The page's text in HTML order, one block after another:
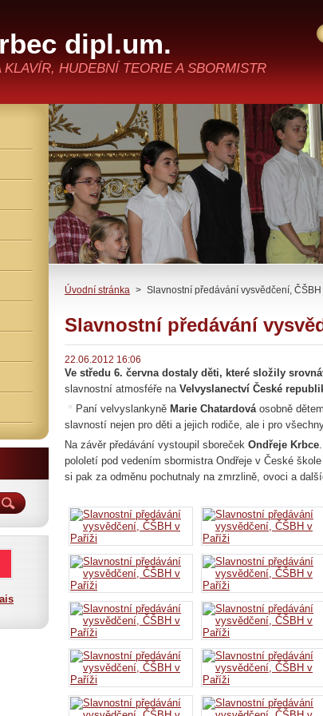
dipl.um.
KLAVÍR, HUDEBNÍ TEORIE A SBORMISTR
Úvodní stránka > Slavnostní předávání vysvědčení, ČŠBH
Slavnostní předávání
22.06.2012 16:06
Ve středu 6. června dostaly děti, které složily
slavnostní atmosféře na Velvyslanectví České
Paní velvyslankyně Marie Chatardováosobně
slavností nejen pro děti a jejich rodiče, ale i pro
Na závěr předávání vystoupil sboreček Ondřeje Krbce
pololetí pod vedením sbormistra Ondřeje v České
si pak za odměnu pochutnaly na zmrzlině, ovoci a